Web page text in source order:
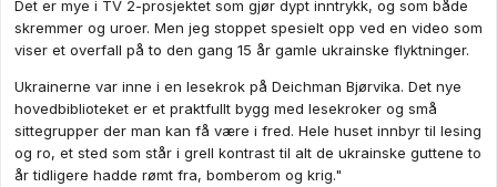
Det er mye i TV 2-prosjektet som gjør dypt inntrykk, og som både
skremmer og uroer. Men jeg stoppet spesielt opp ved en video som
viser et overfall på to den gang 15 år gamle ukrainske flyktninger.
Ukrainerne var inne i en lesekrok på Deichman Bjørvika. Det nye
hovedbiblioteket er et praktfullt bygg med lesekroker og små
sittegrupper der man kan få være i fred. Hele huset innbyr til lesing
og ro, et sted som står i grell kontrast til alt de ukrainske guttene to
år tidligere hadde rømt fra, bomberom og krig."